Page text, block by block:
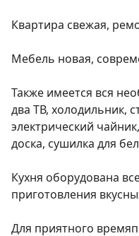
Квартира свежая,
Мебель новая,
Также имеется вся
два ТВ, холодильник,
электрический
доска, сушилка для
Кухня оборудована
приготовления
Для приятного